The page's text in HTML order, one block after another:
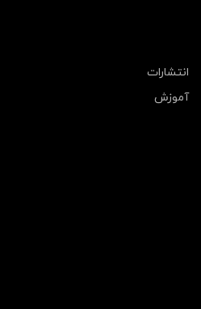
انتشارات
آموزش